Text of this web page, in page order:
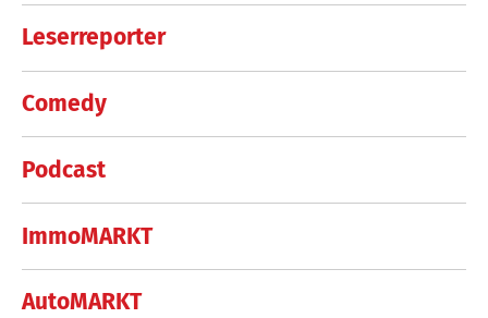
Leserreporter
Comedy
Podcast
ImmoMARKT
AutoMARKT